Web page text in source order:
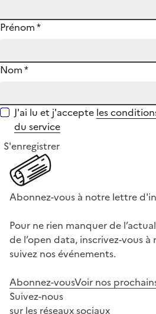
Prénom*
Nom*
J'ai lu et j'accepte les
du service
S'enregistrer
Abonnez-vous à notre lettre
Pour ne rien manquer de
de l’open data, inscrivez-vous
suivez nos événements.
Abonnez-vousVoir nos
Suivez-nous
sur les réseaux sociaux